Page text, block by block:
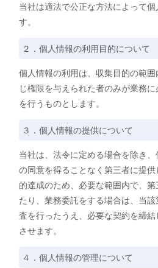
当社は適法で公正な方法によって
す。
２．個人情報の利用目的について
個人情報の利用は、収集目的の範
じ権限を与えられた者のみが業務
を行うものとします。
３．個人情報の提供について
当社は、法令に定める場合を除き
の同意を得ることなく第三者に提
的達成のため、必要な範囲内で、
たり、業務委託をする場合は、当
査を行ったうえ、必要な契約を締
させます。
４．個人情報の管理について